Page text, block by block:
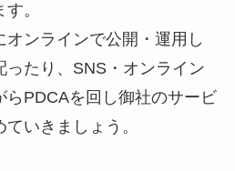
。
ンラインで公開・運用し
ったり、SNS・オンライン
らPDCAを回し御社のサービ
いきましょう。